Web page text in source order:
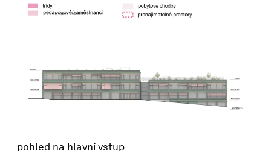
pohled na hlavní vstup